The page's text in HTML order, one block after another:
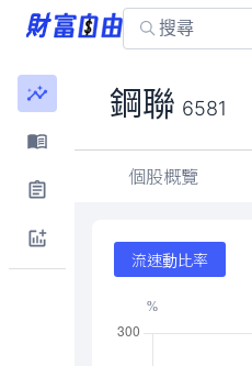
鋼聯 6581
個股概覽
流速動比率